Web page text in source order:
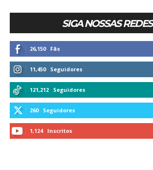
SIGA NOSSAS REDES
26,150 Fãs
11,450 Seguidores
121,212 Seguidores
260 Seguidores
1,124 Inscritos